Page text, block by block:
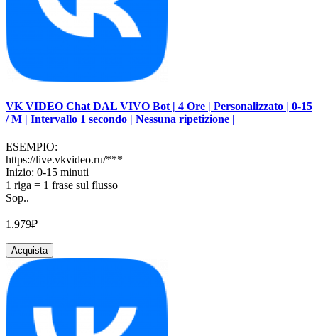
VK VIDEO Chat DAL VIVO Bot | 4 Ore | Personalizzato | 0-15
/ M | Intervallo 1 secondo | Nessuna ripetizione |
ESEMPIO:
https://live.vkvideo.ru/***
Inizio: 0-15 minuti
1 riga = 1 frase sul flusso
Sop..
1.979₽
Acquista